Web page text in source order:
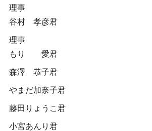
理事
谷村 孝彦君
理事
もり 愛君
森澤 恭子君
やまだ加奈子君
藤田りょうこ君
小宮あんり君